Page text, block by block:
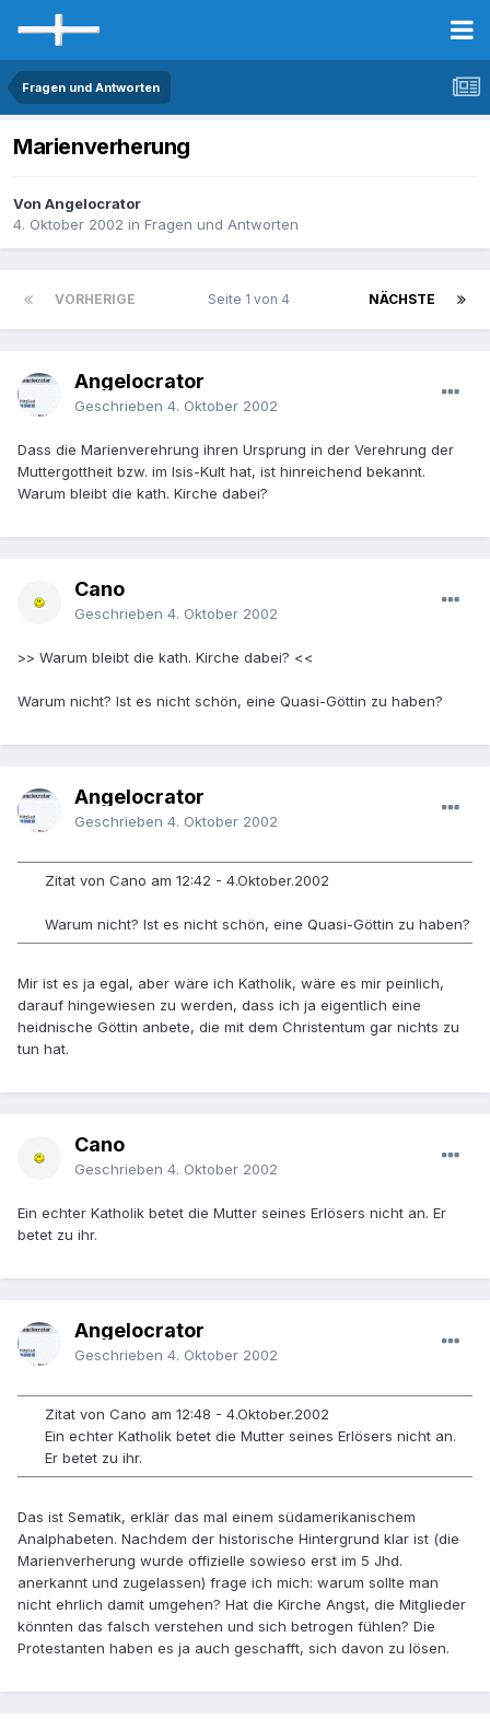
Fragen und Antworten
Marienverherung
Von Angelocrator
4. Oktober 2002 in Fragen und Antworten
VORHERIGE NÄCHSTE
Seite 1 von 4
Angelocrator
Geschrieben 4. Oktober 2002
Dass die Marienverehrung ihren Ursprung in der Verehrung der
Muttergottheit bzw. im Isis-Kult hat, ist hinreichend bekannt.
Warum bleibt die kath. Kirche dabei?
Cano
Geschrieben 4. Oktober 2002
>> Warum bleibt die kath. Kirche dabei? <<
Warum nicht? Ist es nicht schön, eine Quasi-Göttin zu haben?
Angelocrator
Geschrieben 4. Oktober 2002
Zitat von Cano am 12:42 - 4.Oktober.2002
Warum nicht? Ist es nicht schön, eine Quasi-Göttin zu haben?
Mir ist es ja egal, aber wäre ich Katholik, wäre es mir peinlich,
darauf hingewiesen zu werden, dass ich ja eigentlich eine
heidnische Göttin anbete, die mit dem Christentum gar nichts zu
tun hat.
Cano
Geschrieben 4. Oktober 2002
Ein echter Katholik betet die Mutter seines Erlösers nicht an. Er
betet zu ihr.
Angelocrator
Geschrieben 4. Oktober 2002
Zitat von Cano am 12:48 - 4.Oktober.2002
Ein echter Katholik betet die Mutter seines Erlösers nicht an.
Er betet zu ihr.
Das ist Sematik, erklär das mal einem südamerikanischem
Analphabeten. Nachdem der historische Hintergrund klar ist (die
Marienverherung wurde offizielle sowieso erst im 5 Jhd.
anerkannt und zugelassen) frage ich mich: warum sollte man
nicht ehrlich damit umgehen? Hat die Kirche Angst, die Mitglieder
könnten das falsch verstehen und sich betrogen fühlen? Die
Protestanten haben es ja auch geschafft, sich davon zu lösen.